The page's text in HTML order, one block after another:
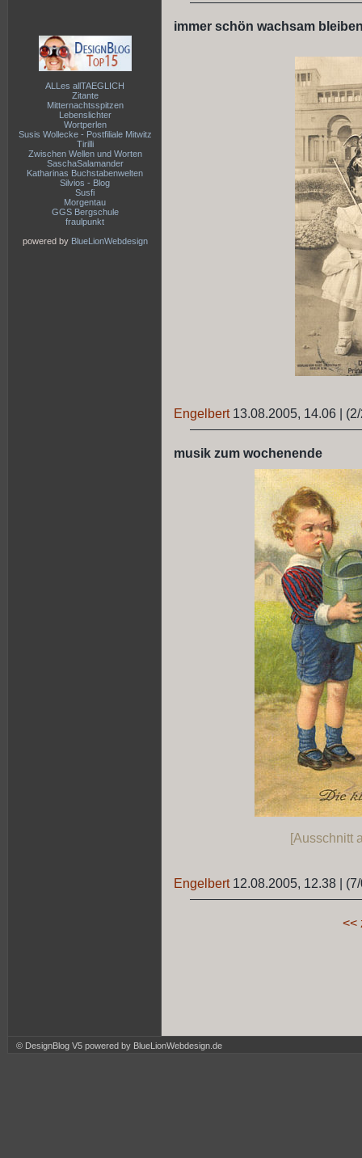
ALLes allTAEGLICH
Zitante
Mitternachtsspitzen
Lebenslichter
Wortperlen
Susis Wollecke - Postfiliale Mitwitz
Tirilli
Zwischen Wellen und Worten
SaschaSalamander
Katharinas Buchstabenwelten
Silvios - Blog
Susfi
Morgentau
GGS Bergschule
fraulpunkt
powered by BlueLionWebdesign
immer schön wachsam
Engelbert 13.08.2005, 14.06
musik zum wochenende
[Ausschnitt
Engelbert 12.08.2005, 12.38
<<
© DesignBlog V5 powered by BlueLionWebdesign.de